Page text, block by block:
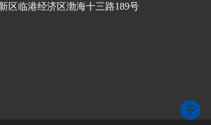
区临港经济区渤海十三路189号